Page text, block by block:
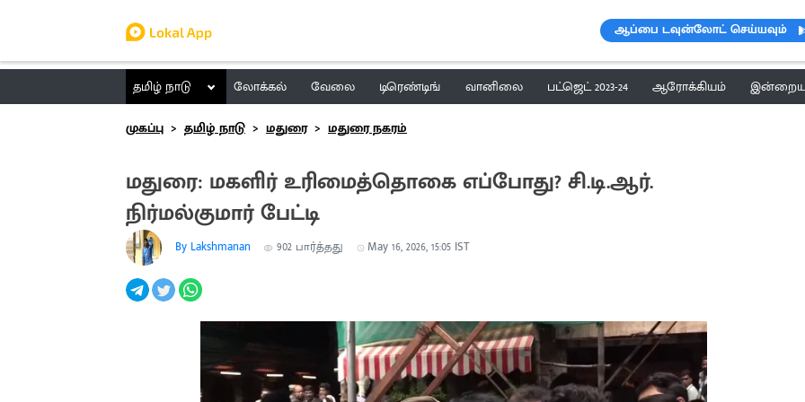
ஆப்பை டவுன்லோட் செய்யவும்
தமிழ் நாடு லோக்கல் வேலை டிரெண்டிங் வானிலை பட்ஜெட் 2023-24 ஆரோக்கியம் இன்றைய
முகப்பு
தமிழ் நாடு மதுரை மதுரை நகரம்
மதுரை: மகளிர் உரிமைத்தொகை எப்போது? சி.டி.ஆர்.
நிர்மல்குமார் பேட்டி
By Lakshmanan 902 பார்த்தது May 16, 2026, 15:05 IST